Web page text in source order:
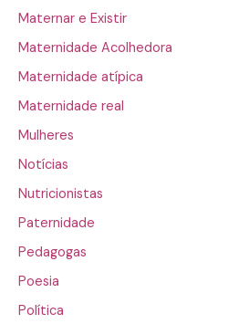
Maternar e Existir
Maternidade Acolhedora
Maternidade atípica
Maternidade real
Mulheres
Notícias
Nutricionistas
Paternidade
Pedagogas
Poesia
Política